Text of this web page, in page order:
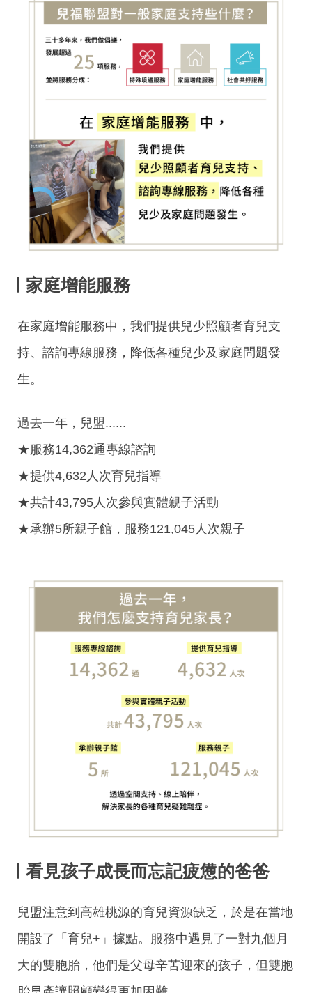
家庭增能服務
在家庭增能服務中，我們提供兒少照顧者育兒支
持、諮詢專線服務，降低各種兒少及家庭問題發
生。
過去一年，兒盟......
★服務14,362通專線諮詢
★提供4,632人次育兒指導
★共計43,795人次參與實體親子活動
★承辦5所親子館，服務121,045人次親子
看見孩子成長而忘記疲憊的爸爸
兒盟注意到高雄桃源的育兒資源缺乏，於是在當地
開設了「育兒+」據點。服務中遇見了一對九個月
大的雙胞胎，他們是父母辛苦迎來的孩子，但雙胞